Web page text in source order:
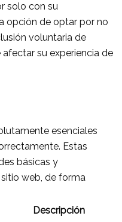
solo con su
opción de optar por no
voluntaria de
su experiencia de
esenciales
Estas
básicas y
web, de forma
Descripción